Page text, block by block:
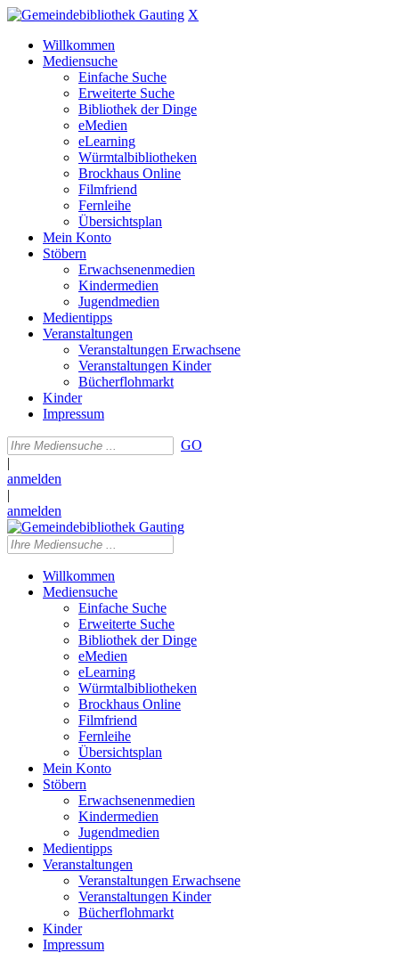
X
Willkommen
Mediensuche
Einfache Suche
Erweiterte Suche
Bibliothek der Dinge
eMedien
eLearning
Würmtalbibliotheken
Brockhaus Online
Filmfriend
Fernleihe
Übersichtsplan
Mein Konto
Stöbern
Erwachsenenmedien
Kindermedien
Jugendmedien
Medientipps
Veranstaltungen
Veranstaltungen Erwachsene
Veranstaltungen Kinder
Bücherflohmarkt
Kinder
Impressum
GO
|
anmelden
|
anmelden
Willkommen
Mediensuche
Einfache Suche
Erweiterte Suche
Bibliothek der Dinge
eMedien
eLearning
Würmtalbibliotheken
Brockhaus Online
Filmfriend
Fernleihe
Übersichtsplan
Mein Konto
Stöbern
Erwachsenenmedien
Kindermedien
Jugendmedien
Medientipps
Veranstaltungen
Veranstaltungen Erwachsene
Veranstaltungen Kinder
Bücherflohmarkt
Kinder
Impressum